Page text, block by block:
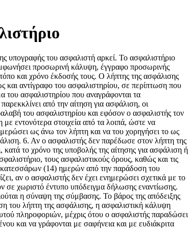
υπογραφής του ασφαλιστή αρκεί. Το ασφαλιστήριο
προσωρινή κάλυψη, έγγραφο προσωρινής
και χρόνο έκδοσής τους. Ο λήπτης της ασφάλισης
και αντίγραφο του ασφαλιστηρίου, σε περίπτωση που
του ασφαλιστηρίου που αναγράφονται τα
από την αίτηση για ασφάλιση, οι
του ασφαλιστηρίου και εφόσον ο ασφαλιστής τον
εντονότερα στοιχεία από τα λοιπά, ώστε να
ως άνω τον λήπτη και να του χορηγήσει το ως
6. Αν ο ασφαλιστής δεν παρέδωσε στον λήπτη της
το χρόνο της υποβολής της αίτησης για ασφάλιση ή
τους ασφαλιστικούς όρους, καθώς και τις
(14) ημερών από την παράδοση του
αν ο ασφαλιστής δεν έχει ενημερώσει σχετικά με το
σε χωριστό έντυπο υπόδειγμα δήλωσης εναντίωσης.
η σύναψη της σύμβασης. Το βάρος της απόδειξης
του λήπτη της ασφάλισης, η ασφαλιστική κάλυψη
πληροφοριών, μέχρις ότου ο ασφαλιστής παραδώσει
και να γράφονται με σαφήνεια και με ευδιάκριτα